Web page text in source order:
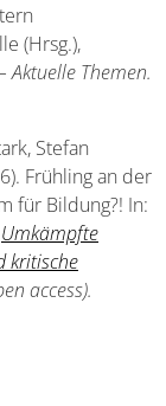
(Hrsg.),
Aktuelle Themen.
Stefan
Frühling an der
für Bildung?! In:
Umkämpfte
kritische
access).